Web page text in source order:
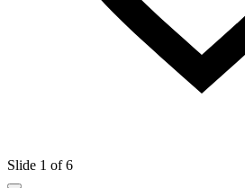
Slide 1 of 6